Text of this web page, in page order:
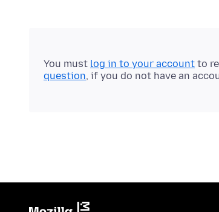
You must log in to your account to
question, if you do not have an